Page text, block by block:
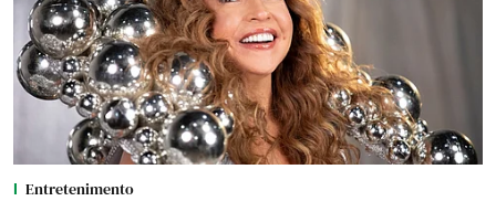
Entretenimento